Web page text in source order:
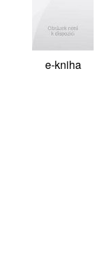
e-kniha